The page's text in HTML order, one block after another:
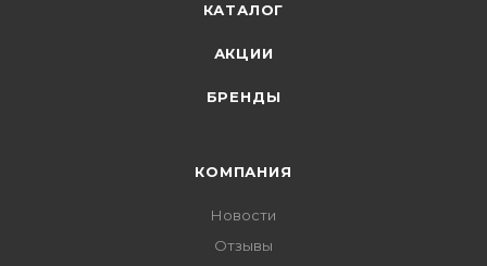
КАТАЛОГ
АКЦИИ
БРЕНДЫ
КОМПАНИЯ
Новости
Отзывы